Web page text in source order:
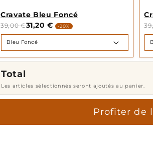
Cravate Bleu Foncé
39,00 €31,20 € -20%
Total
Les articles sélectionnés seront ajoutés au panier.
Profiter de